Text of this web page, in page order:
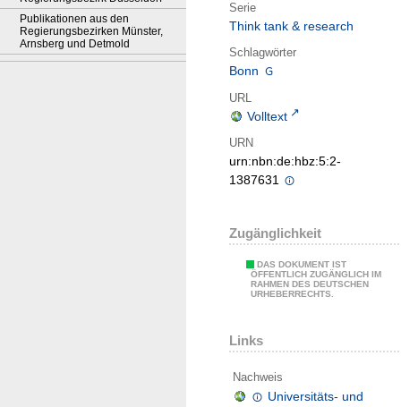
Publikationen aus den
Regierungsbezirken Münster,
Arnsberg und Detmold
Serie
Think tank & research
Schlagwörter
Bonn
URL
Volltext
URN
urn:nbn:de:hbz:5:2-
1387631
Zugänglichkeit
DAS DOKUMENT IST
ÖFFENTLICH ZUGÄNGLICH IM
RAHMEN DES DEUTSCHEN
URHEBERRECHTS.
Links
Nachweis
Universitäts- und